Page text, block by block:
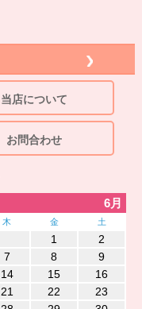
当店について
お問合わせ
6月
木 金 土
1
2
7 8
9
14 15
16
21 22
23